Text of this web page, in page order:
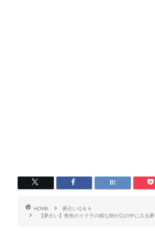
HOME
夢占いＱ＆Ａ
【夢占い】青色のイクラの様な卵が口の中に入る夢